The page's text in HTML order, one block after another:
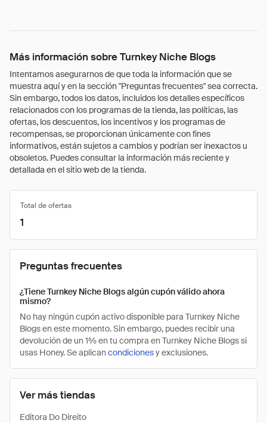
Más información sobre Turnkey Niche Blogs
Intentamos asegurarnos de que toda la información que se
muestra aquí y en la sección "Preguntas frecuentes" sea correcta.
Sin embargo, todos los datos, incluidos los detalles específicos
relacionados con los programas de la tienda, las políticas, las
ofertas, los descuentos, los incentivos y los programas de
recompensas, se proporcionan únicamente con fines
informativos, están sujetos a cambios y podrían ser inexactos u
obsoletos. Puedes consultar la información más reciente y
detallada en el sitio web de la tienda.
Ver más tiendas
Editora Do Direito
Total de ofertas
1
Preguntas frecuentes
¿Tiene Turnkey Niche Blogs algún cupón válido ahora
mismo?
No hay ningún cupón activo disponible para Turnkey Niche
Blogs en este momento. Sin embargo, puedes recibir una
devolución de un 1% en tu compra en Turnkey Niche Blogs si
usas Honey. Se aplicancondicionesy exclusiones.